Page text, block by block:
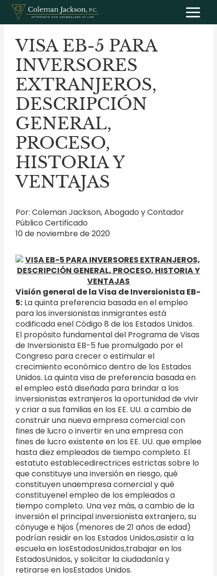
Saltar
contenido
VISA EB-5 PARA
INVERSORES
EXTRANJEROS,
DESCRIPCIÓN
GENERAL,
PROCESO,
HISTORIA Y
VENTAJAS
Por: Coleman Jackson, Abogado y Contador
Público Certificado
10 de noviembre de 2020
Visión general de la Visa de Inversionista EB-
5: La quinta preferencia basada en el empleo
para los inversionistas inmigrantes está
codificada enel Código 8 de los Estados Unidos.
El propósito fundamental del Programa de Visas
de Inversionista EB-5 fue promulgado por el
Congreso para crecer o estimular el
crecimiento económico dentro de los Estados
Unidos. La quinta visa de preferencia basada en
el empleo está diseñada para brindar a los
inversionistas extranjeros la oportunidad de vivir
y criar a sus familias en los EE. UU. a cambio de
construir una nueva empresa comercial con
fines de lucro o invertir en una empresa con
fines de lucro existente en los EE. UU. que emplee
hasta diez empleados de tiempo completo. El
estatuto establecedirectrices estrictas sobre lo
que constituye una inversión en riesgo, qué
constituyen unaempresa comercial y qué
constituyenel empleo de los empleados a
tiempo completo. Una vez más, a cambio de la
inversión el principal inversionista extranjero, su
cónyuge e hijos (menores de 21 años de edad)
podrían residir en los Estados Unidos,asistir a la
escuela en losEstadosUnidos,trabajar en los
EstadosUnidos, y solicitar la ciudadanía y
retirarse en losEstados Unidos.